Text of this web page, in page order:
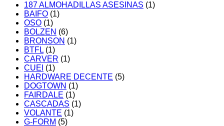
187 ALMOHADILLAS ASESINAS (1)
BAIFO (1)
OSO (1)
BOLZEN (6)
BRONSON (1)
BTFL (1)
CARVER (1)
CUEI (1)
HARDWARE DECENTE (5)
DOGTOWN (1)
FAIRDALE (1)
CASCADAS (1)
VOLANTE (1)
G-FORM (5)